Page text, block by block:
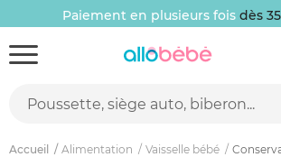
Paiement en plusieurs fois dès
Accueil Alimentation Vaisselle bébé